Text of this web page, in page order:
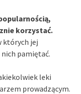
korzystać.
których jej
pamiętać.
leki
prowadzącym.